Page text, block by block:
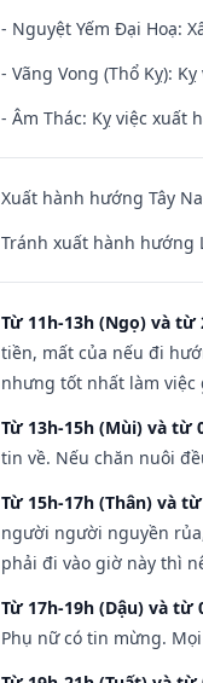
- Nguyệt Yếm Đại Hoạ:
- Vãng Vong (Thổ Kỵ):
- Âm Thác: Kỵ việc xuất
Xuất hành hướng Tây
Tránh xuất hành hướng
Từ 11h-13h (Ngọ) và từ
tiền, mất của nếu đi
nhưng tốt nhất làm việc
Từ 13h-15h (Mùi) và từ
tin về. Nếu chăn nuôi
Từ 15h-17h (Thân) và
người người nguyền
phải đi vào giờ này thì
Từ 17h-19h (Dậu) và từ
Phụ nữ có tin mừng.